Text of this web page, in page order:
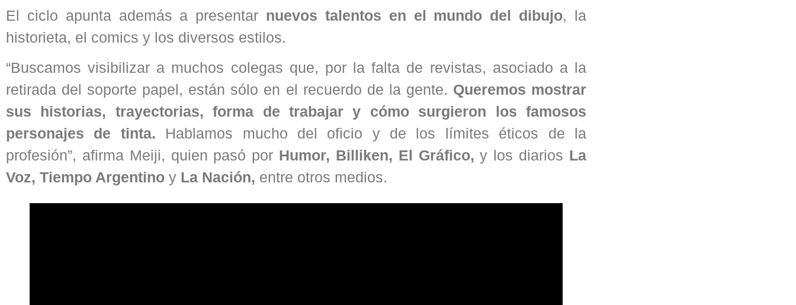
El ciclo apunta además a presentar nuevos talentos en el mundo del dibujo, la
historieta, el comics y los diversos estilos.
“Buscamos visibilizar a muchos colegas que, por la falta de revistas, asociado a la
retirada del soporte papel, están sólo en el recuerdo de la gente. Queremos mostrar
sus historias, trayectorias, forma de trabajar y cómo surgieron los famosos
personajes de tinta. Hablamos mucho del oficio y de los límites éticos de la
profesión”, afirma Meiji, quien pasó por Humor, Billiken, El Gráfico, y los diarios La
Voz, Tiempo Argentino y La Nación, entre otros medios.